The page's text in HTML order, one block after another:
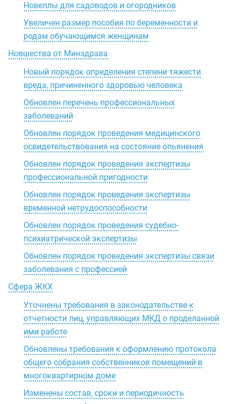
Новеллы для садоводов и огородников
Увеличен размер пособия по беременности и
родам обучающимся женщинам
Новшества от Минздрава
Новый порядок определения степени тяжести
вреда, причиненного здоровью человека
Обновлен перечень профессиональных
заболеваний
Обновлен порядок проведения медицинского
освидетельствования на состояние опьянения
Обновлен порядок проведения экспертизы
профессиональной пригодности
Обновлен порядок проведения экспертизы
временной нетрудоспособности
Обновлен порядок проведения судебно-
психиатрической экспертизы
Обновлен порядок проведения экспертизы связи
заболевания с профессией
Сфера ЖКХ
Уточнены требования в законодательстве к
отчетности лиц, управляющих МКД о проделанной
ими работе
Обновлены требования к оформлению протокола
общего собрания собственников помещений в
многоквартирном доме
Изменены состав, сроки и периодичность